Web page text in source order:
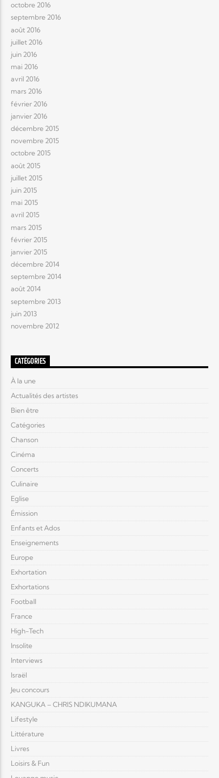
octobre 2016
septembre 2016
août 2016
juillet 2016
juin 2016
mai 2016
avril 2016
mars 2016
février 2016
janvier 2016
décembre 2015
novembre 2015
octobre 2015
août 2015
juillet 2015
juin 2015
mai 2015
avril 2015
mars 2015
février 2015
janvier 2015
décembre 2014
septembre 2014
août 2014
septembre 2013
juin 2013
novembre 2012
CATÉGORIES
À la une
Actualités des artistes
Bien être
Catégories
Chanson
Cinéma
Concerts
Culinaire
Eglise
Émission
Enfants et Ados
Enseignements
Europe
Exhortation
Exhortations
Football
France
High-Tech
Insolite
Interviews
Israël
Jeu concours
KANGUKA – CHRIS NDIKUMANA
Lifestyle
Littérature
Livres
Loisirs & Fun